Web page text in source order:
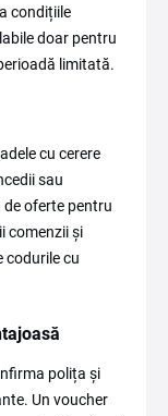
condițiile
doar pentru
limitată.
cu cerere
sau
de oferte pentru
comenzii și
codurile cu
polița și
Un voucher